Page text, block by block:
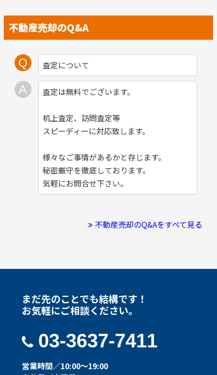
不動産売却のQ&A
査定について
査定は無料でございます。
机上査定、訪問査定等
スピーディーに対応致します。
様々なご事情があるかと存じます。
秘密厳守を徹底しております。
気軽にお問合せ下さい。
不動産売却のQ&Aをすべて見る
まだ先のことでも結構です！
お気軽にご相談ください。
03-3637-7411
営業時間／10:00～19:00